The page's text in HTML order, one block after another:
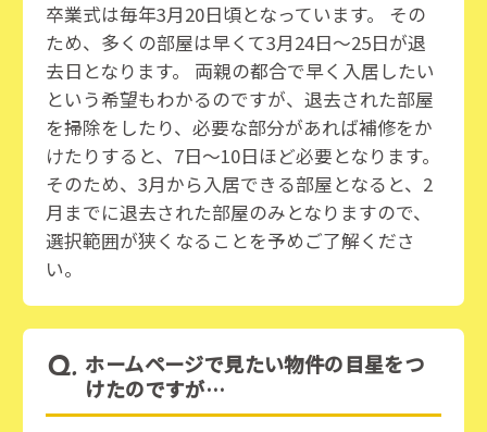
卒業式は毎年3月20日頃となっています。 その
ため、多くの部屋は早くて3月24日〜25日が退
去日となります。 両親の都合で早く入居したい
という希望もわかるのですが、退去された部屋
を掃除をしたり、必要な部分があれば補修をか
けたりすると、7日〜10日ほど必要となります。
そのため、3月から入居できる部屋となると、2
月までに退去された部屋のみとなりますので、
選択範囲が狭くなることを予めご了解くださ
い。
ホームページで見たい物件の目星をつ
けたのですが…